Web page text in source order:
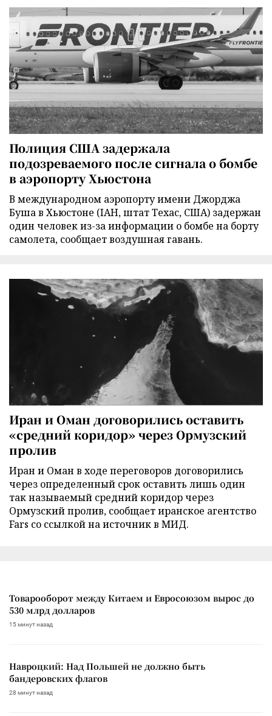
Полиция США задержала
подозреваемого после сигнала о бомбе
в аэропорту Хьюстона
В международном аэропорту имени Джорджа
Буша в Хьюстоне (IAH, штат Техас, США) задержан
один человек из-за информации о бомбе на борту
самолета, сообщает воздушная гавань.
Иран и Оман договорились оставить
«средний коридор» через Ормузский
пролив
Иран и Оман в ходе переговоров договорились
через определенный срок оставить лишь один
так называемый средний коридор через
Ормузский пролив, сообщает иранское агентство
Fars со ссылкой на источник в МИД.
Товарооборот между Китаем и Евросоюзом вырос до
530 млрд долларов
15 минут назад
Навроцкий: Над Польшей не должно быть
бандеровских флагов
28 минут назад